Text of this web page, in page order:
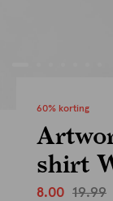
60% korting
shirt
8.00 19.99